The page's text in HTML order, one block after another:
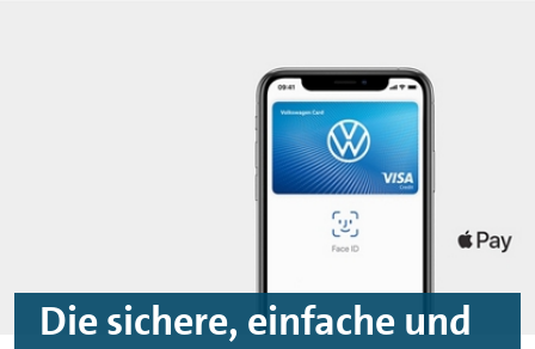
Spinge zu Hauptinhalten
Die sichere, einfache und